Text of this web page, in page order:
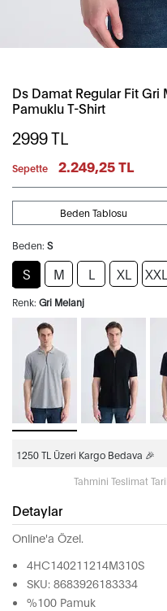
Ds Damat Regular Fit Gri
Pamuklu T-Shirt
2999TL
Sepette 2.249,25 TL
Beden: S
Beden Tablosu
S M L XL XXL
Renk: Gri Melanj
1250 TL Üzeri Kargo Bedava 🎉
Tahmini Teslimat
Detaylar
Online'a Özel.
4HC140211214M310S
SKU: 8683926183334
%100 Pamuk